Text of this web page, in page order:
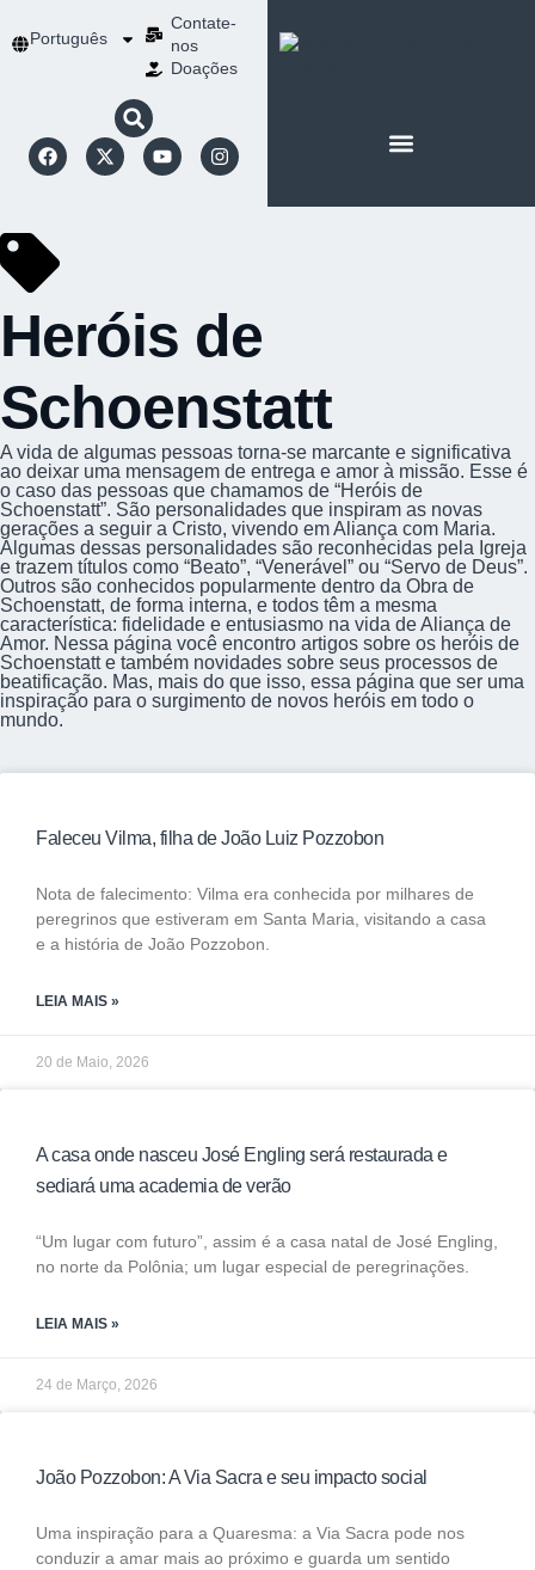
Português
Contate-
nos
Doações
Heróis de
Schoenstatt
A vida de algumas pessoas torna-se marcante e significativa
ao deixar uma mensagem de entrega e amor à missão. Esse é
o caso das pessoas que chamamos de “Heróis de
Schoenstatt”. São personalidades que inspiram as novas
gerações a seguir a Cristo, vivendo em Aliança com Maria.
Algumas dessas personalidades são reconhecidas pela Igreja
e trazem títulos como “Beato”, “Venerável” ou “Servo de Deus”.
Outros são conhecidos popularmente dentro da Obra de
Schoenstatt, de forma interna, e todos têm a mesma
característica: fidelidade e entusiasmo na vida de Aliança de
Amor. Nessa página você encontro artigos sobre os heróis de
Schoenstatt e também novidades sobre seus processos de
beatificação. Mas, mais do que isso, essa página que ser uma
inspiração para o surgimento de novos heróis em todo o
mundo.
Faleceu Vilma, filha de João Luiz Pozzobon
Nota de falecimento: Vilma era conhecida por milhares de
peregrinos que estiveram em Santa Maria, visitando a casa
e a história de João Pozzobon.
LEIA MAIS »
20 de Maio, 2026
A casa onde nasceu José Engling será restaurada e
sediará uma academia de verão
“Um lugar com futuro”, assim é a casa natal de José Engling,
no norte da Polônia; um lugar especial de peregrinações.
LEIA MAIS »
24 de Março, 2026
João Pozzobon: A Via Sacra e seu impacto social
Uma inspiração para a Quaresma: a Via Sacra pode nos
conduzir a amar mais ao próximo e guarda um sentido